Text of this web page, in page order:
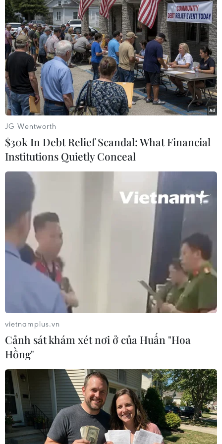
Bạch Long Vĩ góc nhìn từ trên cao. (Ảnh: An Đăng/TTXVN)
Dự án “Tăng cường công tác điều tra cơ bản,
quan trắc tài nguyên, môi trường biển thông
qua lắp đặt các thiết bị điều tra, quan trắc tài
nguyên, môi trường biển vào tàu du lịch khu
vực biển Vịnh Hạ Long” với nguồn kinh phí 30
tỷ đồng, triển khai từ năm 2020 đến năm 2021.
Hợp phần 1 dự án “Điều phối, quản lý chung Dự
án và tổ chức điều tra, đánh giá hiện trạng rác
nhựa biển ở Việt Nam; đề xuất giải pháp kiểm
soát, quản lý” với nguồn kinh phí 160 tỷ đồng,
triển khai từ năm 2020 đến năm 2025.
Dự án “Xây dựng cơ sở dữ liệu tài nguyên và
môi trường biển và hải đảo quốc gia (giai đoạn
2)” với nguồn kinh phí 400 tỷ đồng, triển khai từ
năm 2020 đến 2030.
Hợp phần 1 “Điều tra, đánh giá và xây dựng quy
định kỹ thuật, định mức kinh tế - kỹ thuật và
quản lý chung Dự án “Điều tra, đánh giá tổng
hợp, xác định khả năng chống chịu, sức tải môi
trường và hệ sinh thái các vùng biển ven bờ
JG Wentworth
$30k In Debt Relief Scandal: What Financial
Institutions Quietly Conceal
vietnamplus.vn
Cảnh sát khám xét nơi ở của Huấn "Hoa
Hồng"